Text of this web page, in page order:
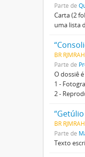
Parte de
Carta (2
uma lista
BR
Parte de
O dossiê
1 -
2 -
BR
Parte de
Texto